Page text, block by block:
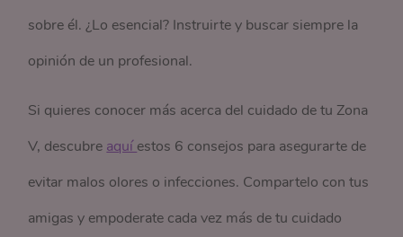
sobre él. ¿Lo esencial? Instruirte y buscar siempre la
opinión de un profesional.
Si quieres conocer más acerca del cuidado de tu Zona
V, descubre aquí estos 6 consejos para asegurarte de
evitar malos olores o infecciones. Compartelo con tus
amigas y empoderate cada vez más de tu cuidado